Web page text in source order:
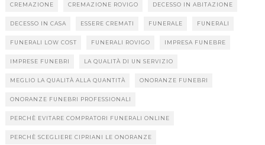
CREMAZIONE CREMAZIONE ROVIGO DECESSO IN ABITAZIONE
DECESSO IN CASA ESSERE CREMATI FUNERALE FUNERALI
FUNERALI LOW COST FUNERALI ROVIGO IMPRESA FUNEBRE
IMPRESE FUNEBRI LA QUALITÀ DI UN SERVIZIO
MEGLIO LA QUALITÀ ALLA QUANTITÀ ONORANZE FUNEBRI
ONORANZE FUNEBRI PROFESSIONALI
PERCHÈ EVITARE COMPRATORI FUNERALI ONLINE
PERCHÈ SCEGLIERE CIPRIANI LE ONORANZE